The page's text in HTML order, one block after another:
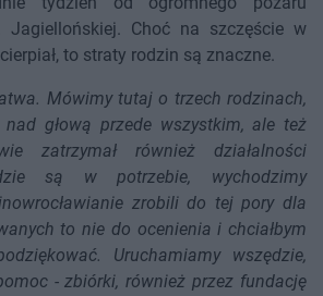
Jagiellońskiej. Choć na szczęście w
to straty rodzin są znaczne.
Mówimy tutaj o trzech rodzinach,
nad głową przede wszystkim, ale też
zatrzymał również działalności
są w potrzebie, wychodzimy
zrobili do tej pory dla
to nie do ocenienia i chciałbym
Uruchamiamy wszędzie,
- zbiórki, również przez fundację